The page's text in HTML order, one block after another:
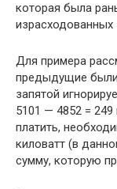
которая была
израсходованных
Для примера
предыдущие
запятой
5101 — 4852 =
платить,
киловатт (в
сумму, которую